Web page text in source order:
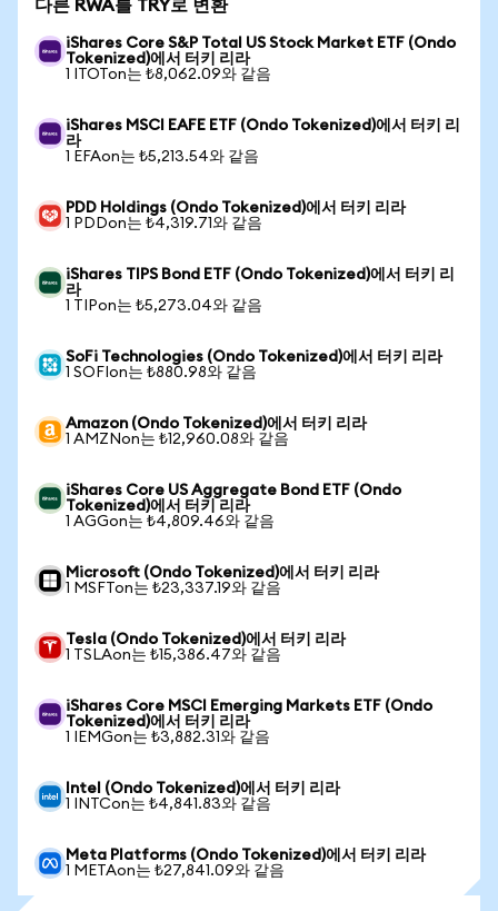
다른 RWA를 TRY로 변환
iShares Core S&P Total US Stock Market ETF (Ondo
Tokenized)에서 터키 리라
1 ITOTon는 ₺8,062.09와 같음
iShares MSCI EAFE ETF (Ondo Tokenized)에서 터키 리
라
1 EFAon는 ₺5,213.54와 같음
PDD Holdings (Ondo Tokenized)에서 터키 리라
1 PDDon는 ₺4,319.71와 같음
iShares TIPS Bond ETF (Ondo Tokenized)에서 터키 리
라
1 TIPon는 ₺5,273.04와 같음
SoFi Technologies (Ondo Tokenized)에서 터키 리라
1 SOFIon는 ₺880.98와 같음
Amazon (Ondo Tokenized)에서 터키 리라
1 AMZNon는 ₺12,960.08와 같음
iShares Core US Aggregate Bond ETF (Ondo
Tokenized)에서 터키 리라
1 AGGon는 ₺4,809.46와 같음
Microsoft (Ondo Tokenized)에서 터키 리라
1 MSFTon는 ₺23,337.19와 같음
Tesla (Ondo Tokenized)에서 터키 리라
1 TSLAon는 ₺15,386.47와 같음
iShares Core MSCI Emerging Markets ETF (Ondo
Tokenized)에서 터키 리라
1 IEMGon는 ₺3,882.31와 같음
Intel (Ondo Tokenized)에서 터키 리라
1 INTCon는 ₺4,841.83와 같음
Meta Platforms (Ondo Tokenized)에서 터키 리라
1 METAon는 ₺27,841.09와 같음